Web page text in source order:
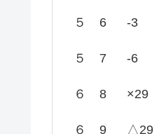
５ 6 -3
５ 7 -6
６ 8 ×29
６ 9 △29